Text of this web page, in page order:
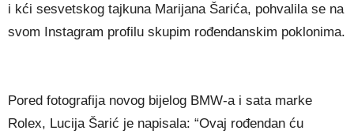
i kći sesvetskog tajkuna Marijana Šarića, pohvalila se na
svom Instagram profilu skupim rođendanskim poklonima.
Pored fotografija novog bijelog BMW-a i sata marke
Rolex, Lucija Šarić je napisala: “Ovaj rođendan ću